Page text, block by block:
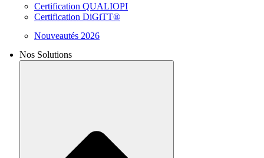
Certification QUALIOPI
Certification DiGiTT®
Nouveautés 2026
Nos Solutions